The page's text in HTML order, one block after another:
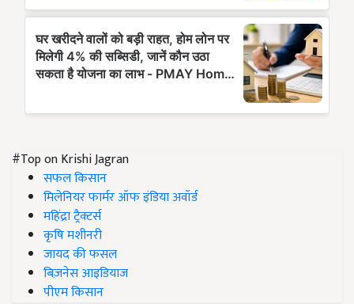
#Top on Krishi Jagran
सफल किसान
मिलेनियर फार्मर ऑफ इंडिया अवॉर्ड
महिंद्रा ट्रैक्टर्स
कृषि मशीनरी
जायद की फसल
बिज़नेस आइडियाज
पीएम किसान